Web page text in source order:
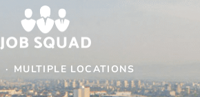
· MULTIPLE LOCATIONS